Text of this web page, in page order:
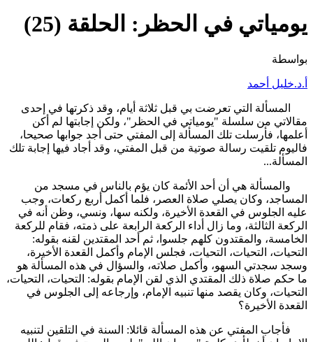
يومياتي في الحظر: الحلقة (25)
بواسطة
أ.د.خليل أحمد
المسألة التي تعرضت بي قبل ثلاثة أيام، وقد ذكرتها في إحدى
مقالاتي من سلسلة "يومياتي في الحظر"، ولكن إجابتها لم أكن
أعلمها، فأرسلت تلك المسألة إلى المفتي حتى أجد جوابها صحيحا،
فاليوم تلقيت رسالة صوتية من قبل المفتي، وقد أجاد فيها إجابة تلك
المسألة...
والمسألة هي أن أحد الأئمة كان يؤم بالناس في مسجد من
المساجد، وكان يصلي صلاة العصر، فلما أكمل أربع ركعات، وجب
عليه الجلوس في القعدة الأخيرة، ولكنه سها، ونسي، وظن أنه في
الركعة الثالثة، وما زال أداء الركعة الرابعة على ذمته، فقام للركعة
الخامسة، والمقتدون كلهم جلسوا، ثم أحد المقتدين لقنه بقوله:
التحيات، التحيات، التحيات، فجلس الإمام وأكمل القعدة الأخيرة،
وسجد سجدتي السهو، وأكمل صلاته، والسؤال في هذه المسألة هو
ما حكم صلاة ذلك المقتدي الذي لقن الإمام بقوله: التحيات، التحيات،
التحيات، وكان يقصد منها تنبيه الإمام، وإرجاعه إلى الجلوس في
القعدة الأخيرة؟
فأجاب المفتي عن هذه المسألة قائلا: السنة في التلقين لتنبيه